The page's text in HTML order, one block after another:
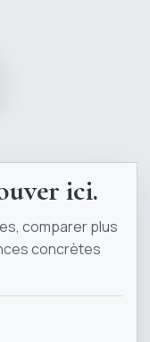
ici.
comparer plus
concrètes